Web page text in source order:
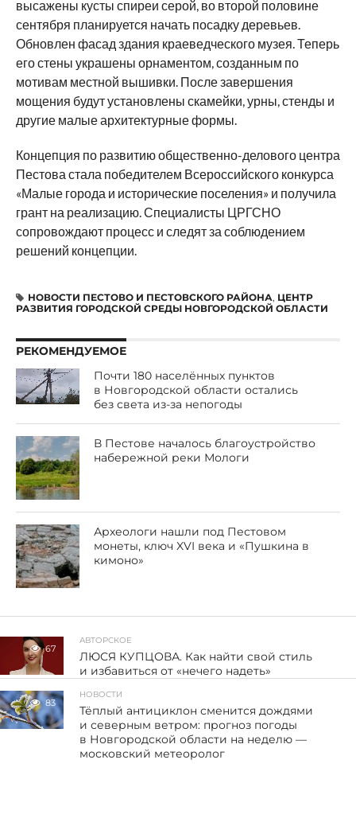
высажены кусты спиреи серой, во второй половине
сентября планируется начать посадку деревьев.
Обновлен фасад здания краеведческого музея. Теперь
его стены украшены орнаментом, созданным по
мотивам местной вышивки. После завершения
мощения будут установлены скамейки, урны, стенды и
другие малые архитектурные формы.
Концепция по развитию общественно-делового центра
Пестова стала победителем Всероссийского конкурса
«Малые города и исторические поселения» и получила
грант на реализацию. Специалисты ЦРГСНО
сопровождают процесс и следят за соблюдением
решений концепции.
НОВОСТИ ПЕСТОВО И ПЕСТОВСКОГО РАЙОНА, ЦЕНТР
РАЗВИТИЯ ГОРОДСКОЙ СРЕДЫ НОВГОРОДСКОЙ ОБЛАСТИ
РЕКОМЕНДУЕМОЕ
Почти 180 населённых пунктов
в Новгородской области остались
без света из-за непогоды
В Пестове началось благоустройство
набережной реки Мологи
Археологи нашли под Пестовом
монеты, ключ XVI века и «Пушкина в
кимоно»
67
АВТОРСКОЕ
ЛЮСЯ КУПЦОВА. Как найти свой стиль
и избавиться от «нечего надеть»
83
НОВОСТИ
Тёплый антициклон сменится дождями
и северным ветром: прогноз погоды
в Новгородской области на неделю —
московский метеоролог